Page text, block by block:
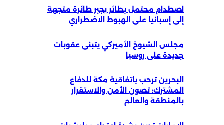
اصطدام محتمل بطائر يجبر طائرة متجهة
إلى إسبانيا على الهبوط الاضطراري
مجلس الشيوخ الأميركي يتبنى عقوبات
جديدة على روسيا
البحرين ترحب باتفاقية مكة للدفاع
المشترك: تصون الأمن والاستقرار
بالمنطقة والعالم